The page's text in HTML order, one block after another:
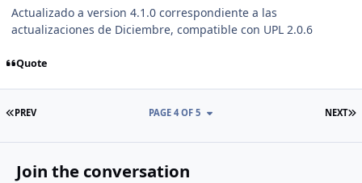
Actualizado a version 4.1.0 correspondiente a las
actualizaciones de Diciembre, compatible con UPL 2.0.6
Quote
FIRST PAGE
PREV NEXT
PAGE 4 OF 5
Join the conversation